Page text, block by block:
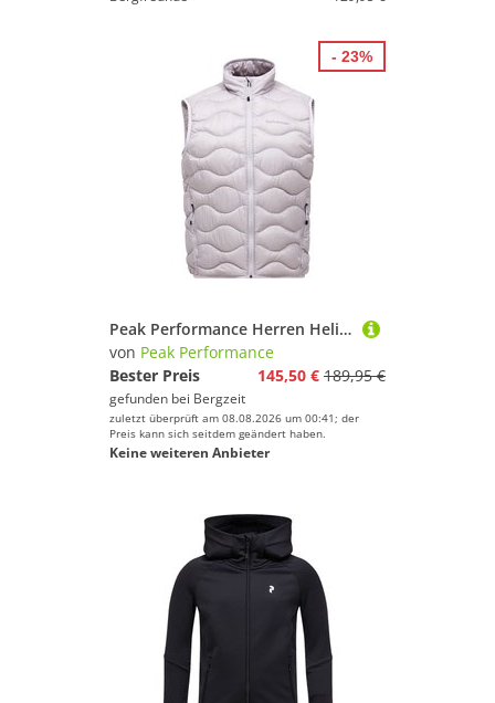
Peak Performance Herren Helium Down Weste
von Peak Performance
Bester Preis
145,50 € 189,95 €
gefunden bei Bergzeit
zuletzt überprüft am 08.08.2026 um 00:41; der
Preis kann sich seitdem geändert haben.
Keine weiteren Anbieter
- 23%